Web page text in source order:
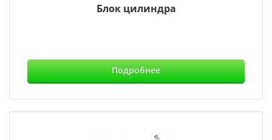
Блок цилиндра
Подробнее